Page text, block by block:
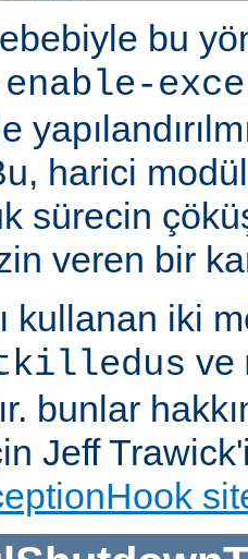
bu
harici
sürecin
veren bir
kullanan iki
ve
bunlar
Jeff